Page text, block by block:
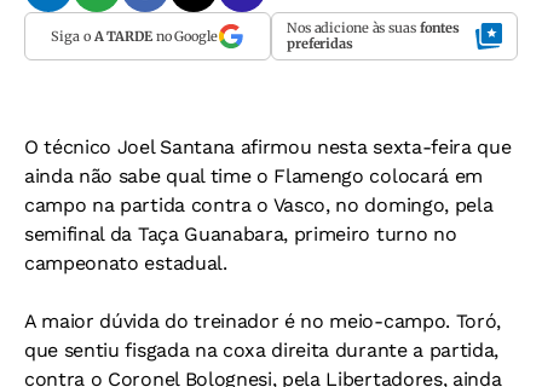
Siga o A TARDEno Google Nos adicione às suas fontes
preferidas
O técnico Joel Santana afirmou nesta sexta-feira que
ainda não sabe qual time o Flamengo colocará em
campo na partida contra o Vasco, no domingo, pela
semifinal da Taça Guanabara, primeiro turno no
campeonato estadual.
A maior dúvida do treinador é no meio-campo. Toró,
que sentiu fisgada na coxa direita durante a partida,
contra o Coronel Bolognesi, pela Libertadores, ainda